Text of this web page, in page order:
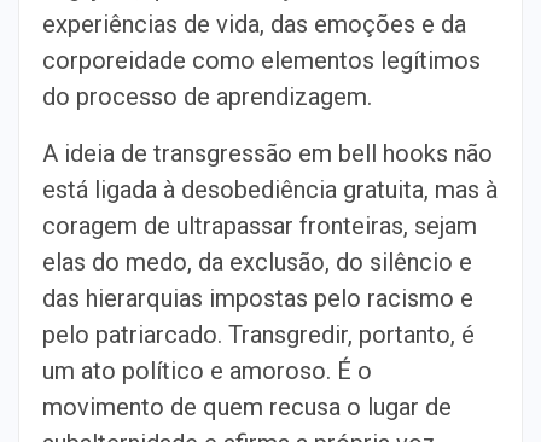
experiências de vida, das emoções e da
corporeidade como elementos legítimos
do processo de aprendizagem.
A ideia de transgressão em bell hooks não
está ligada à desobediência gratuita, mas à
coragem de ultrapassar fronteiras, sejam
elas do medo, da exclusão, do silêncio e
das hierarquias impostas pelo racismo e
pelo patriarcado. Transgredir, portanto, é
um ato político e amoroso. É o
movimento de quem recusa o lugar de